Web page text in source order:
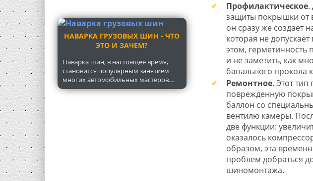
НАВАРКА ГРУЗОВЫХ ШИН - ЧТО
ЭТО И ЗАЧЕМ?
Наварка шин, в настоящее время,
становится популярным занятием
многих автомобильных мастеров....
Профилактическое.
защиты покрышки от
он сразу же создает
которая не
этом,
и не заметить, как
банального прокола
Ремонтное. Этот тип
поврежденную
баллон со
вентилю камеры.
две функции:
оказалось
образом, эта
проблем добраться
шиномонтажа.